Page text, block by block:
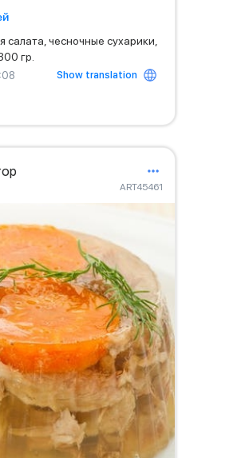
салата, чесночные сухарики,
гр.
Show translation
ART45461